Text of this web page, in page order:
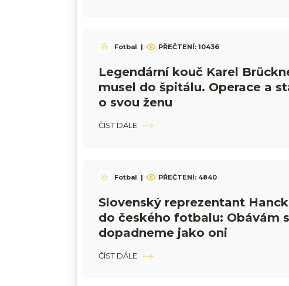
Fotbal | PŘEČTENÍ: 10436
Legendární kouč Karel
musel do špitálu. Operace a
o svou ženu
ČÍST DÁLE
Fotbal | PŘEČTENÍ: 4840
Slovenský reprezentant
do českého fotbalu: Obávám
dopadneme jako oni
ČÍST DÁLE